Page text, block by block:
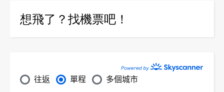
想飛了？找機票吧！